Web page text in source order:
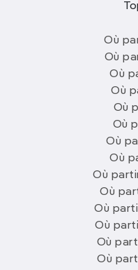
Où
Où
Où
Où
Où
Où
Où
Où
Où
Où
Où
Où
Où
Où